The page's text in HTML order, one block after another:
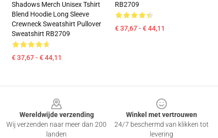
Shadows Merch Unisex Tshirt
Blend Hoodie Long Sleeve
Crewneck Sweatshirt Pullover
Sweatshirt RB2709
€ 37,67 - € 44,11
RB2709
€ 37,67 - € 44,11
Wereldwijde verzending
Wij verzenden naar meer dan 200
landen
Winkel met vertrouwen
24/7 beschermd van klikken tot
levering